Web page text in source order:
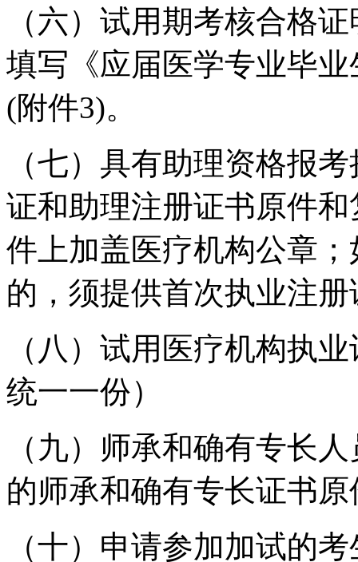
（六） 试用期考核合格
填写《应届医学专业毕
(附件3)。
（七）具有助理资格报
证和助理注册证书原件
件上加盖医疗机构公章
的，须提供首次执业注册
（八）试用医疗机构执
统一一份）
（九）师承和确有专长
的师承和确有专长证书
（十） 申请参加加试的